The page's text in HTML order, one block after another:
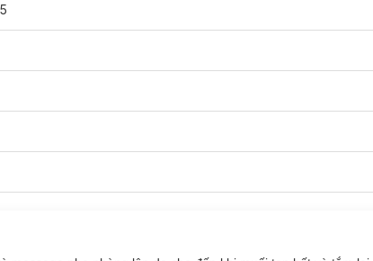
mỗi ngày. Theo đó, những tế bào chết sẽ rơi ra, nhưng một số
nên sạm đen, dễ nổi mụn hay xuất hiện các nếp nhăn. Vì vậy,
cần được chăm sóc, tẩy sạch bụi bẩn, tế bào chết để luôn
chất. Đồng thời thúc đẩy tuần hoàn máu cho da hồng hào,
thoái mái. Thành phần giàu Vitamin E giúp phục hồi và bảo